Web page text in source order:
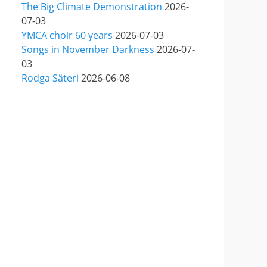
& Ruben Granditsky och de
massor med begåvade
vänner 🥰
View on Facebook
The Big Climate Demonstration 2026-
07-03
YMCA choir 60 years 2026-07-03
Songs in November Darkness 2026-07-
03
Rodga Säteri 2026-06-08